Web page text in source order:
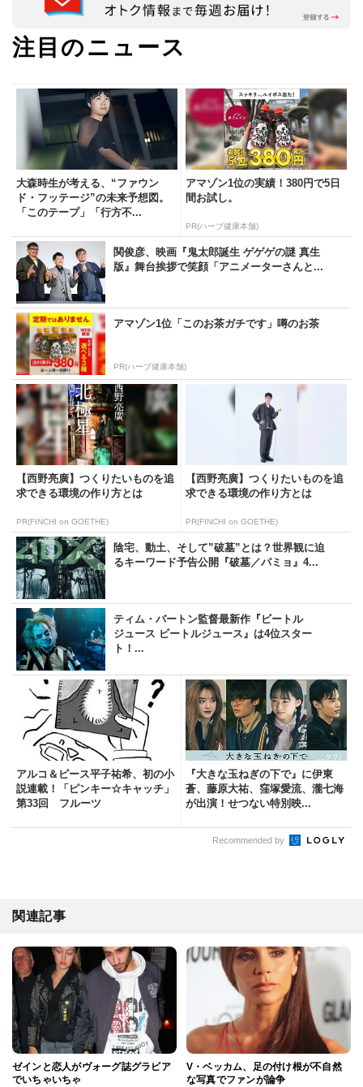
注目のニュース
大森時生が考える、“ファウン
ド・フッテージ”の未来予想図。
「このテープ」「行方不...
アマゾン1位の実績！380円で5日
間お試し。
PR(ハーブ健康本舗)
関俊彦、映画『鬼太郎誕生 ゲゲゲの謎 真生
版』舞台挨拶で笑顔「アニメーターさんと...
アマゾン1位「このお茶ガチです」噂のお茶
PR(ハーブ健康本舗)
【西野亮廣】つくりたいものを追
求できる環境の作り方とは
PR(FINCHI on GOETHE)
【西野亮廣】つくりたいものを追
求できる環境の作り方とは
PR(FINCHI on GOETHE)
陰宅、動土、そして”破墓”とは？世界観に迫
るキーワード予告公開『破墓／パミョ』4...
ティム・バートン監督最新作『ビートル
ジュース ビートルジュース』は4位スター
ト！...
アルコ＆ピース平子祐希、初の小
説連載！「ピンキー☆キャッチ」
第33回 フルーツ
『大きな玉ねぎの下で』に伊東
蒼、藤原大祐、窪塚愛流、瀧七海
が出演！せつない特別映...
Recommended by
関連記事
ゼインと恋人がヴォーグ誌グラビア
でいちゃいちゃ
V・ベッカム、足の付け根が不自然
な写真でファンが論争